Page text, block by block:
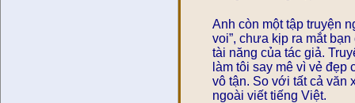
Anh còn một tập truyện
voi”, chưa kịp ra mắt
tài năng của tác giả.
làm tôi say mê vì vẻ
vô tận. So với tất cả văn
ngoài viết tiếng Việt.